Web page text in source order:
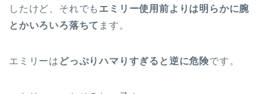
したけど、それでも エミリー使用前よりは明らかに腕
とかいろいろ落ちて ます。
エミリーは どっぷりハマりすぎると逆に危険です。